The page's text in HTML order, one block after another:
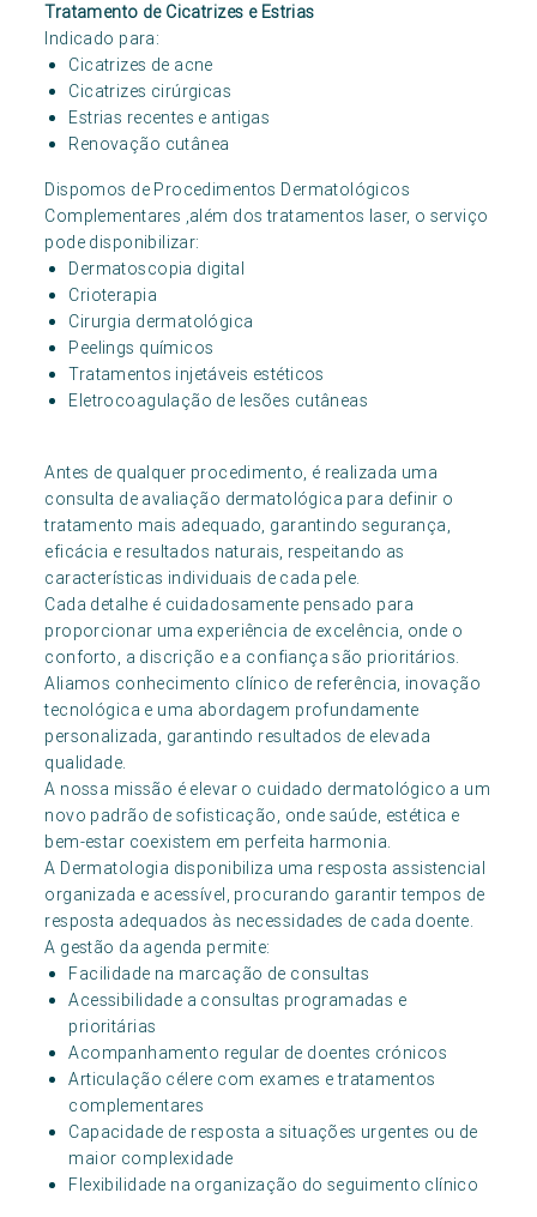
Tratamento de Cicatrizes e Estrias
Indicado para:
Cicatrizes de acne
Cicatrizes cirúrgicas
Estrias recentes e antigas
Renovação cutânea
Dispomos de Procedimentos Dermatológicos
Complementares ,além dos tratamentos laser, o serviço
pode disponibilizar:
Dermatoscopia digital
Crioterapia
Cirurgia dermatológica
Peelings químicos
Tratamentos injetáveis estéticos
Eletrocoagulação de lesões cutâneas
Antes de qualquer procedimento, é realizada uma
consulta de avaliação dermatológica para definir o
tratamento mais adequado, garantindo segurança,
eficácia e resultados naturais, respeitando as
características individuais de cada pele.
Cada detalhe é cuidadosamente pensado para
proporcionar uma experiência de excelência, onde o
conforto, a discrição e a confiança são prioritários.
Aliamos conhecimento clínico de referência, inovação
tecnológica e uma abordagem profundamente
personalizada, garantindo resultados de elevada
qualidade.
A nossa missão é elevar o cuidado dermatológico a um
novo padrão de sofisticação, onde saúde, estética e
bem-estar coexistem em perfeita harmonia.
A Dermatologia disponibiliza uma resposta assistencial
organizada e acessível, procurando garantir tempos de
resposta adequados às necessidades de cada doente.
A gestão da agenda permite:
Facilidade na marcação de consultas
Acessibilidade a consultas programadas e
prioritárias
Acompanhamento regular de doentes crónicos
Articulação célere com exames e tratamentos
complementares
Capacidade de resposta a situações urgentes ou de
maior complexidade
Flexibilidade na organização do seguimento clínico